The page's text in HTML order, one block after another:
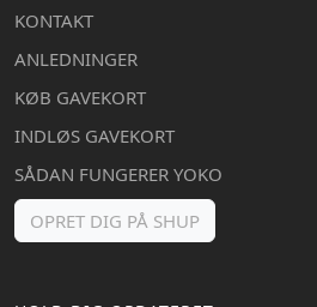
KONTAKT
ANLEDNINGER
KØB GAVEKORT
INDLØS GAVEKORT
SÅDAN FUNGERER YOKO
OPRET DIG PÅ SHUP